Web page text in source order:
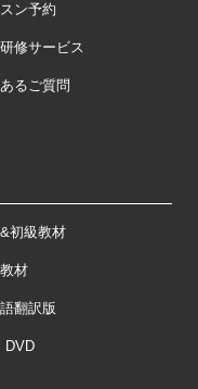
ン予約
修サービス
るご質問
初級教材
材
翻訳版
DVD